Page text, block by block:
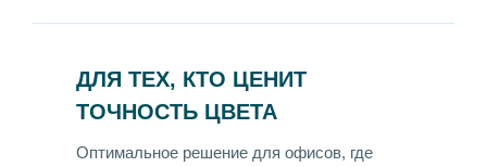
ДЛЯ ТЕХ, КТО ЦЕНИТ
ТОЧНОСТЬ ЦВЕТА
Оптимальное решение для офисов, где